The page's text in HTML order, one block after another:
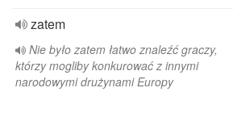
zatem
Nie było zatem łatwo znaleźć graczy,
którzy mogliby konkurować z innymi
narodowymi drużynami Europy